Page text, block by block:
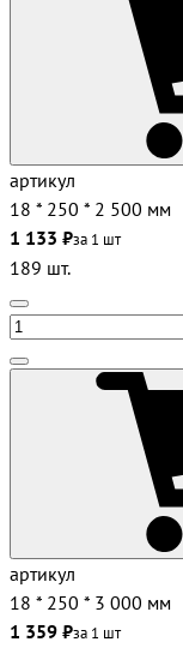
артикул
18 * 250 * 2 500 мм
1 133 ₽за 1 шт
189 шт.
артикул
18 * 250 * 3 000 мм
1 359 ₽за 1 шт